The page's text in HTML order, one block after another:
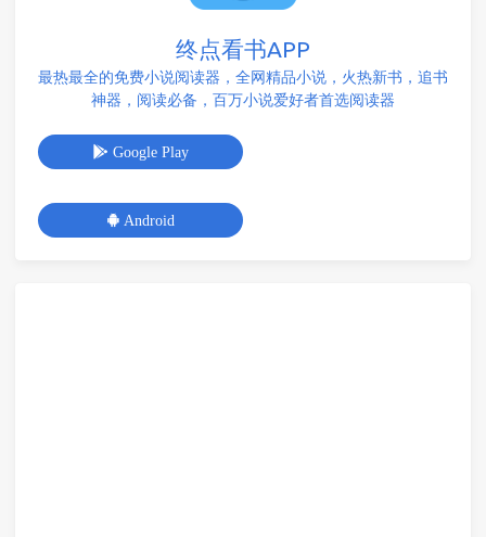
终点看书APP
最热最全的免费小说阅读器，全网精品小说，火热新书，追书
神器，阅读必备，百万小说爱好者首选阅读器
Google Play
Android